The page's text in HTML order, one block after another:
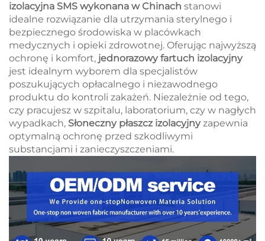
izolacyjna SMS wykonana w Chinach stanowi
idealne rozwiązanie dla utrzymania sterylnego i
bezpiecznego środowiska w placówkach
medycznych i opieki zdrowotnej. Oferując najwyższą
ochronę i komfort, jednorazowy fartuch izolacyjny
jest idealnym wyborem dla specjalistów
poszukujących opłacalnego i niezawodnego
produktu do kontroli zakażeń. Niezależnie od tego,
czy pracujesz w szpitalu, laboratorium, czy w nagłych
wypadkach, Słoneczny płaszcz izolacyjnyzapewnia
optymalną ochronę przed szkodliwymi
substancjami i zanieczyszczeniami.